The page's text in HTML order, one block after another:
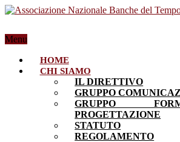
Menu
HOME
CHI SIAMO
IL DIRETTIVO
GRUPPO
GRUPPO
PROGETTAZIONE
STATUTO
REGOLAMENTO